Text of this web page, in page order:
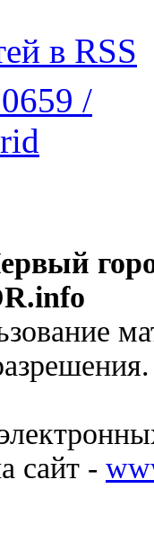
в RSS
сайт -